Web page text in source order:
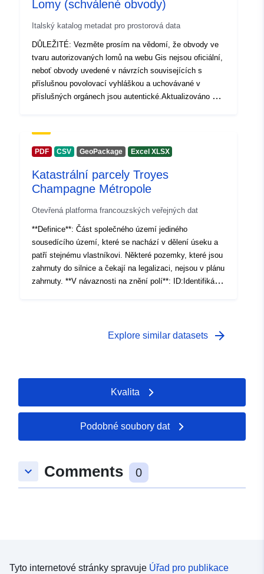
uriRef:
http://data.europa.eu/88u/dataset/
dkrz-wdcc-iso2150324
Časové pokrytí:
01 June 2007
- 30 November 2007
Lomy (schválené obvody)
Italský katalog metadat pro prostorová data
DŮLEŽITÉ: Vezměte prosím na vědomí, že obvody ve
tvaru autorizovaných lomů na webu Gis nejsou oficiální,
neboť obvody uvedené v návrzích souvisejících s
příslušnou povolovací vyhláškou a uchovávané v
příslušných orgánech jsou autentické.Aktualizováno dne
vápence (včetně mramoru, křídy, mouchy a marl),
štěrku (včetně písků), okrasných kamenů a jílů na cihly.
PDF CSV GeoPackage Excel XLSX
Katastrální parcely Troyes
Champagne Métropole
Otevřená platforma francouzských veřejných dat
**Definice**: Část společného území jediného
sousedícího území, které se nachází v dělení úseku a
patří stejnému vlastníkovi. Některé pozemky, které jsou
zahrnuty do silnice a čekají na legalizaci, nejsou v plánu
zahrnuty. **V návaznosti na znění polí**: ID:Identifikátor
**INFORMACE**: Datová hra je dostupná ve třech
Explore similar datasets arrow_forward
Kvalita
Podobné soubory dat
keyboard_arrow_down Comments 0
Tyto internetové stránky spravuje Úřad pro publikace